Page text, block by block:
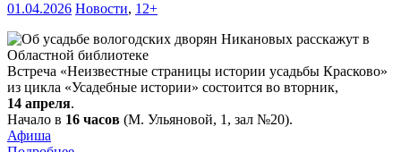
01.04.2026 Новости, 12+
Встреча «Неизвестные страницы истории усадьбы Красково»
из цикла «Усадебные истории» состоится во вторник,
14 апреля.
Начало в 16 часов (М. Ульяновой, 1, зал №20).
Афиша